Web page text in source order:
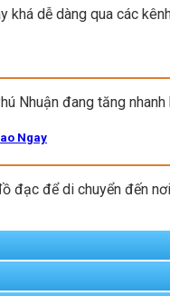
khá dễ dàng qua các
Nhuận đang tăng
Ngay
đạc để di chuyển đến nơi